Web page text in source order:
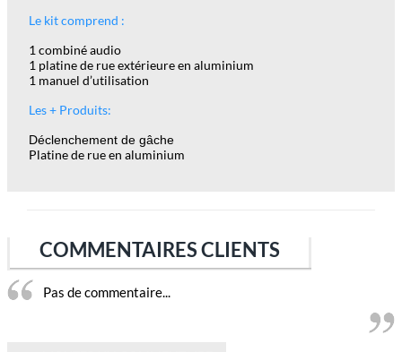
Le kit comprend :
1 combiné audio
1 platine de rue extérieure en aluminium
1 manuel d’utilisation
Les + Produits:
Déclenchement de gâche
Platine de rue en aluminium
COMMENTAIRES CLIENTS
Pas de commentaire...